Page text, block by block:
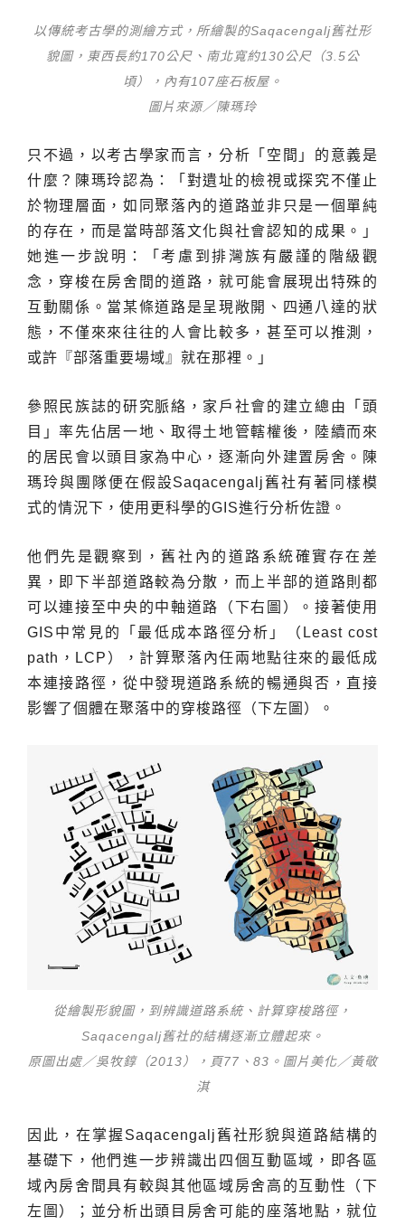
以傳統考古學的測繪方式，所繪製的Saqacengalj舊社形
貌圖，東西長約170公尺、南北寬約130公尺（3.5公
頃），內有107座石板屋。
圖片來源／陳瑪玲
只不過，以考古學家而言，分析「空間」的意義是
什麼？陳瑪玲認為：「對遺址的檢視或探究不僅止
於物理層面，如同聚落內的道路並非只是一個單純
的存在，而是當時部落文化與社會認知的成果。」
她進一步說明：「考慮到排灣族有嚴謹的階級觀
念，穿梭在房舍間的道路，就可能會展現出特殊的
互動關係。當某條道路是呈現敞開、四通八達的狀
態，不僅來來往往的人會比較多，甚至可以推測，
或許『部落重要場域』就在那裡。」
參照民族誌的研究脈絡，家戶社會的建立總由「頭
目」率先佔居一地、取得土地管轄權後，陸續而來
的居民會以頭目家為中心，逐漸向外建置房舍。陳
瑪玲與團隊便在假設Saqacengalj舊社有著同樣模
式的情況下，使用更科學的GIS進行分析佐證。
他們先是觀察到，舊社內的道路系統確實存在差
異，即下半部道路較為分散，而上半部的道路則都
可以連接至中央的中軸道路（下右圖）。接著使用
GIS中常見的「最低成本路徑分析」（Least cost
path，LCP），計算聚落內任兩地點往來的最低成
本連接路徑，從中發現道路系統的暢通與否，直接
影響了個體在聚落中的穿梭路徑（下左圖）。
從繪製形貌圖，到辨識道路系統、計算穿梭路徑，
Saqacengalj舊社的結構逐漸立體起來。
原圖出處／吳牧錞（2013），頁77、83。圖片美化／黃敬
淇
因此，在掌握Saqacengalj舊社形貌與道路結構的
基礎下，他們進一步辨識出四個互動區域，即各區
域內房舍間具有較與其他區域房舍高的互動性（下
左圖）；並分析出頭目房舍可能的座落地點，就位